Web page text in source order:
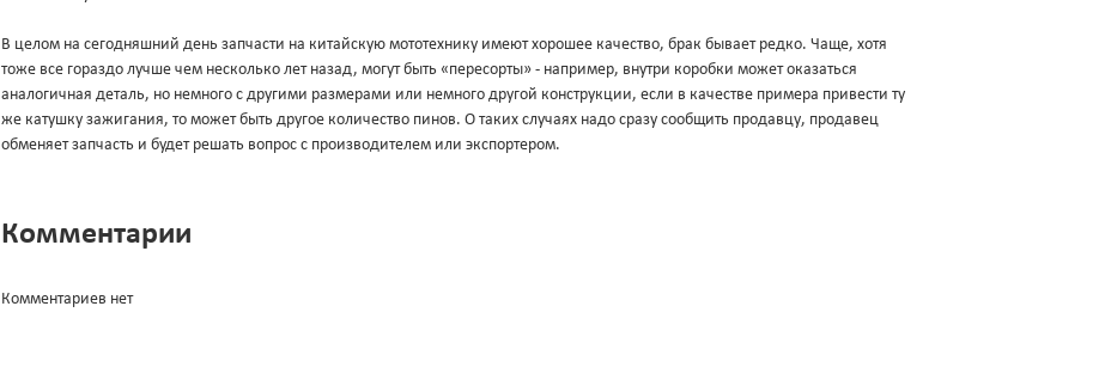
В целом на сегодняшний день запчасти на китайскую мототехнику имеют хорошее качество, брак бывает редко. Чаще, хотя
тоже все гораздо лучше чем несколько лет назад, могут быть «пересорты» - например, внутри коробки может оказаться
аналогичная деталь, но немного с другими размерами или немного другой конструкции, если в качестве примера привести ту
же катушку зажигания, то может быть другое количество пинов. О таких случаях надо сразу сообщить продавцу, продавец
обменяет запчасть и будет решать вопрос с производителем или экспортером.
Комментарии
Комментариев нет